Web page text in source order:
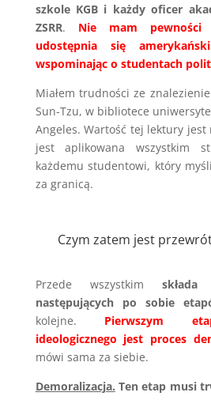
szkole KGB i każdy oficer
ZSRR. Nie mam
udostępnia się
wspominając o studentach
Miałem trudności ze
Sun-Tzu, w bibliotece
Angeles. Wartość tej lektury
jest aplikowana wszystkim
każdemu studentowi, który
za granicą.
Czym zatem jest
Przede wszystkim
następujących po sobie
kolejne. Pierwszym
ideologicznego jest proces
mówi sama za siebie.
Demoralizacja. Ten etap musi